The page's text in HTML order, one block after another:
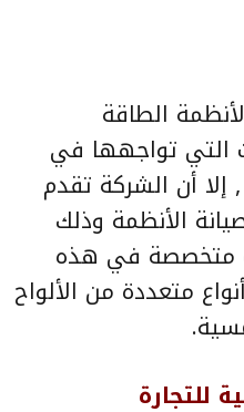
الطاقة
التي تواجهها في
أن الشركة تقدم
الأنظمة وذلك
متخصصة في هذه
متعددة من الألواح
للتجارة